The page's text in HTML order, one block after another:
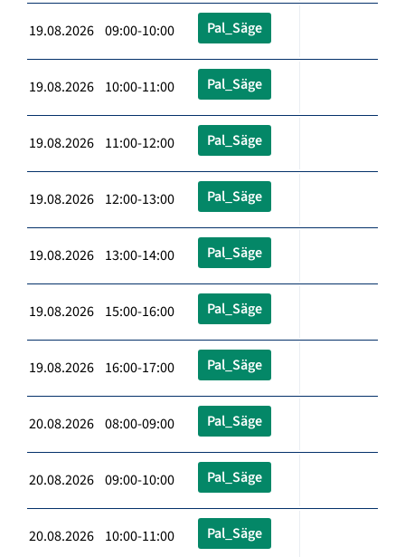
19.08.2026 09:00-10:00 Pal_Säge
19.08.2026 10:00-11:00 Pal_Säge
19.08.2026 11:00-12:00 Pal_Säge
19.08.2026 12:00-13:00 Pal_Säge
19.08.2026 13:00-14:00 Pal_Säge
19.08.2026 15:00-16:00 Pal_Säge
19.08.2026 16:00-17:00 Pal_Säge
20.08.2026 08:00-09:00 Pal_Säge
20.08.2026 09:00-10:00 Pal_Säge
20.08.2026 10:00-11:00 Pal_Säge